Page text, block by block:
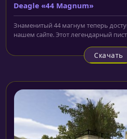
Deagle «44 Magnum»
Знаменитый 44 магнум теперь
нашем сайте. Этот легендарный
Скачать